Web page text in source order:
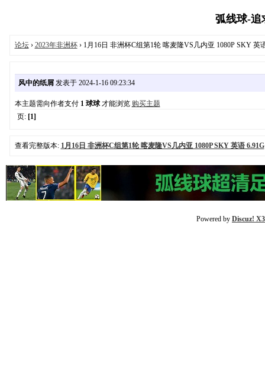
弧线球-追
论坛› 2023年非洲杯› 1月16日 非洲杯C组第1轮 喀麦隆VS几内亚 1080P SKY 英
风中的纸屑发表于 2024-1-16 09:23:34
本主题需向作者支付 1 球球才能浏览 购买主题
页: [1]
查看完整版本: 1月16日 非洲杯C组第1轮 喀麦隆VS几内亚 1080P SKY 英语 6.91G
Powered by Discuz!